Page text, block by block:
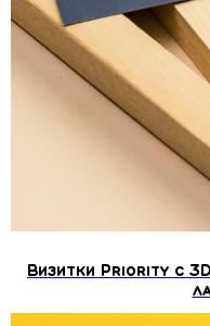
Визитки Priority с